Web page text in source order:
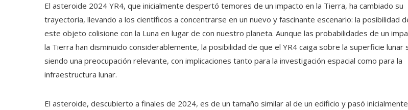
El asteroide 2024 YR4, que inicialmente despertó temores de un impacto en la Tierra, ha cambiado su
trayectoria, llevando a los científicos a concentrarse en un nuevo y fascinante escenario: la posibilidad
este objeto colisione con la Luna en lugar de con nuestro planeta. Aunque las probabilidades de un
la Tierra han disminuido considerablemente, la posibilidad de que el YR4 caiga sobre la superficie lunar
siendo una preocupación relevante, con implicaciones tanto para la investigación espacial como para la
infraestructura lunar.
El asteroide, descubierto a finales de 2024, es de un tamaño similar al de un edificio y pasó